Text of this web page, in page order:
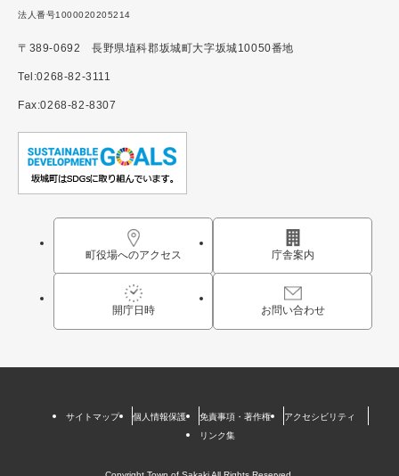
法人番号1000020205214
〒389-0692 長野県埴科郡坂城町大字坂城10050番地
Tel:0268-82-3111
Fax:0268-82-8307
町役場へのアクセス 庁舎案内
開庁日時 お問い合わせ
サイトマップ 個人情報保護 免責事項・著作権
アクセシビリティ
リンク集